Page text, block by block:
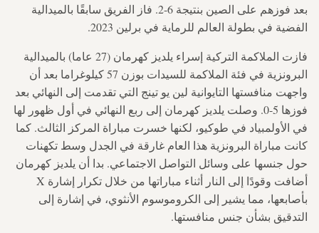
بعد فوزهم على الصين بنتيجة 6-2. فاز الفريق سابقًا بالميدالية
الفضية في بطولة العالم للرماية في برلين 2023.
فازت الملاكمة التركية إسراء يلديز كهرمان (27 عاما) بالميدالية
البرونزية في فئة الملاكمة للسيدات بوزن 57 كيلوغراما بعد أن
واجهت منافستها التايوانية لين يو تينج التي تقدمت إلى النهائي بعد
فوزها 5-0. وصلت يلديز كهرمان إلى ربع النهائي في أول ظهور لها
في الأولمبياد في طوكيو، لكنها خسرت مباراة المركز الثالث. كما
كانت مباراة البرونزية هذا العام غارقة في الجدل وسط تكهنات
حول جنسها على وسائل التواصل الاجتماعي. بدا أن يلديز كهرمان
أضافت وقودًا إلى النار أثناء مباراتها من خلال تكرار إشارة X
بأصابعها، مما يشير إلى الكروموسوم الأنثوي، في إشارة إلى
التدقيق بشأن جنس منافستها.